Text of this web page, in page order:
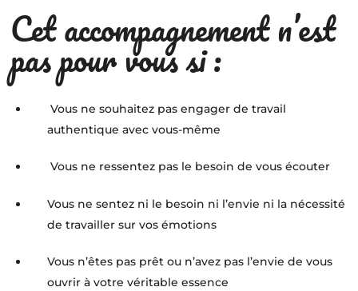
Cet accompagnement n’est
pas pour vous si :
Vous ne souhaitez pas engager de travail
authentique avec vous-même
Vous ne ressentez pas le besoin de vous écouter
Vous ne sentez ni le besoin ni l’envie ni la nécessité
de travailler sur vos émotions
Vous n’êtes pas prêt ou n’avez pas l’envie de vous
ouvrir à votre véritable essence